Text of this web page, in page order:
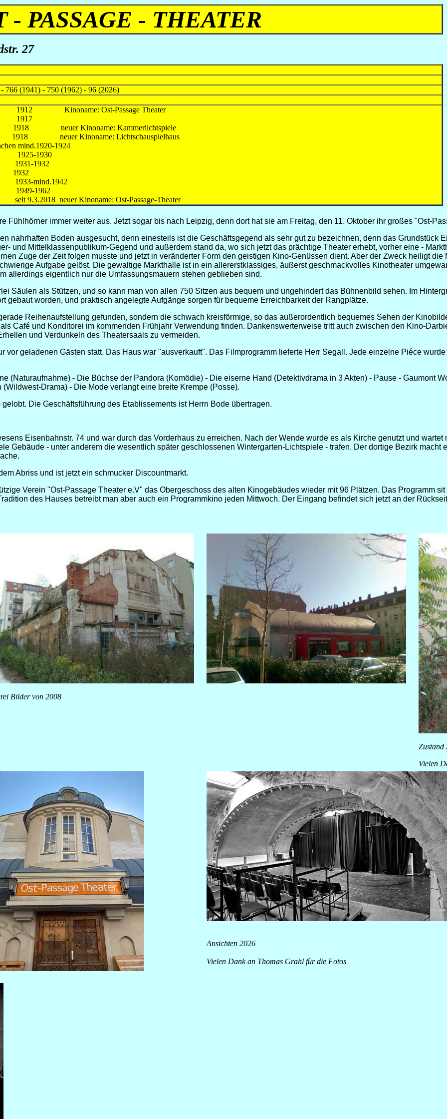
- PASSAGE - THEATER
27
766 (1941) - 750 (1962) - 96 (2026)
1912 Kinoname: Ost-Passage Theater
1917
Kinoname: Kammerlichtspiele
neuer Kinoname: Lichtschauspielhaus
mind.1920-1924
1925-1930
1932
1962
neuer Kinoname: Ost-Passage-Theater
immer weiter aus. Jetzt sogar bis nach Leipzig, denn dort hat sie am Freitag, den 11. Oktober ihr großes "Ost-
nahrhaften Boden ausgesucht, denn einesteils ist die Geschäftsgegend als sehr gut zu bezeichnen, denn das Grundstück
und Mittelklassenpublikum-Gegend und außerdem stand da, wo sich jetzt das prächtige Theater erhebt, vorher eine -
Zuge der Zeit folgen musste und jetzt in veränderter Form den geistigen Kino-Genüssen dient. Aber der Zweck heiligt die
Aufgabe gelöst. Die gewaltige Markthalle ist in ein allererstklassiges, äußerst geschmackvolles Kinotheater
allerdings eigentlich nur die Umfassungsmauern stehen geblieben sind.
Säulen als Stützen, und so kann man von allen 750 Sitzen aus bequem und ungehindert das Bühnenbild sehen. Im
gebaut worden, und praktisch angelegte Aufgänge sorgen für bequeme Erreichbarkeit der Rangplätze.
Reihenaufstellung gefunden, sondern die schwach kreisförmige, so das außerordentlich bequemes Sehen der
Café und Konditorei im kommenden Frühjahr Verwendung finden. Dankenswerterweise tritt auch zwischen den Kino-
und Verdunkeln des Theatersaals zu vermeiden.
vor geladenen Gästen statt. Das Haus war "ausverkauft". Das Filmprogramm lieferte Herr Segall. Jede einzelne Piéce
(Naturaufnahme) - Die Büchse der Pandora (Komödie) - Die eiserne Hand (Detektivdrama in 3 Akten) - Pause - Gaumont
Drama) - Die Mode verlangt eine breite Krempe (Posse).
Die Geschäftsführung des Etablissements ist Herrn Bode übertragen.
Eisenbahnstr. 74 und war durch das Vorderhaus zu erreichen. Nach der Wende wurde es als Kirche genutzt und
Gebäude - unter anderem die wesentlich später geschlossenen Wintergarten-Lichtspiele - trafen. Der dortige Bezirk macht
Abriss und ist jetzt ein schmucker Discountmarkt.
Verein "Ost-Passage Theater e.V" das Obergeschoss des alten Kinogebäudes wieder mit 96 Plätzen. Das Programm
des Hauses betreibt man aber auch ein Programmkino jeden Mittwoch. Der Eingang befindet sich jetzt an der
Bilder von 2008
Zustand
Vielen
Ansichten 2026
Vielen Dank an Thomas Grahl für die Fotos